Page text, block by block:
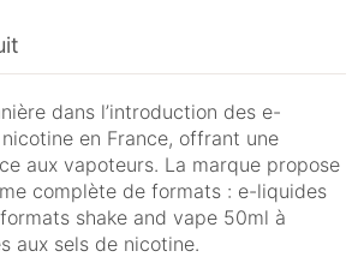
dans l’introduction des e-
en France, offrant une
aux vapoteurs. La marque propose
complète de formats : e-liquides
shake and vape 50ml à
aux sels de nicotine.